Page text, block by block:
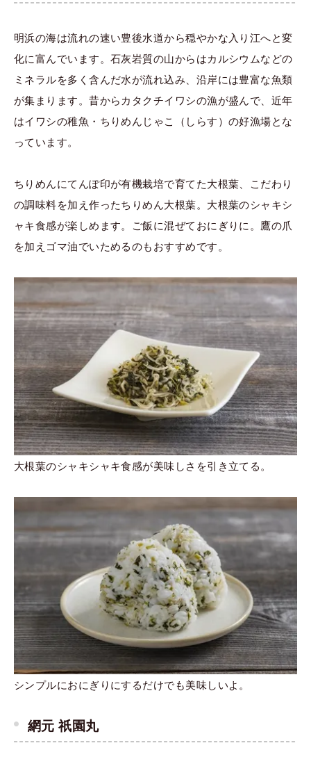
明浜の海は流れの速い豊後水道から穏やかな入り江へと変
化に富んでいます。石灰岩質の山からはカルシウムなどの
ミネラルを多く含んだ水が流れ込み、沿岸には豊富な魚類
が集まります。昔からカタクチイワシの漁が盛んで、近年
はイワシの稚魚・ちりめんじゃこ（しらす）の好漁場とな
っています。
ちりめんにてんぽ印が有機栽培で育てた大根葉、こだわり
の調味料を加え作ったちりめん大根葉。大根葉のシャキシ
ャキ食感が楽しめます。ご飯に混ぜておにぎりに。鷹の爪
を加えゴマ油でいためるのもおすすめです。
大根葉のシャキシャキ食感が美味しさを引き立てる。
シンプルにおにぎりにするだけでも美味しいよ。
網元 祇園丸